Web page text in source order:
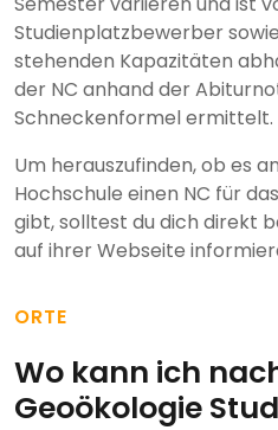
Studienplatzbewerber
stehenden Kapazitäten
der NC anhand der
Schneckenformel ermittelt.
Um herauszufinden, ob es
Hochschule einen NC für
gibt, solltest du dich direkt
auf ihrer Webseite
ORTE
Wo kann ich
Geoökologie